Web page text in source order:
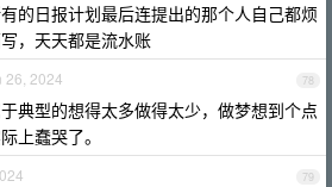
的日报计划最后连提出的那个人自己都烦
，天天都是流水账
78
26, 2024
典型的想得太多做得太少，做梦想到个点
上蠢哭了。
79